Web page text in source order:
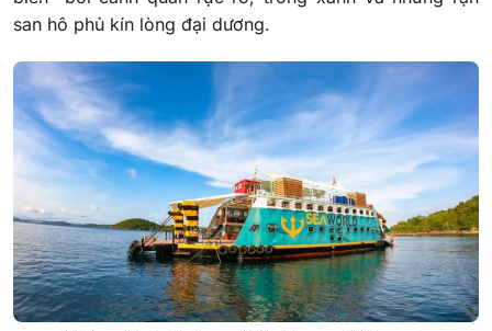
san hô phủ kín lòng đại dương.